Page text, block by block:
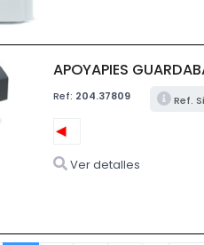
APOYAPIES
Ref: 204.37809 Ref.
Ver detalles